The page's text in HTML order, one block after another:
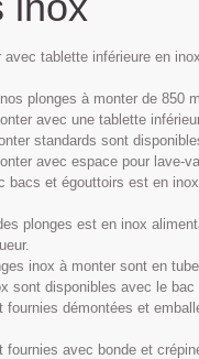
avec tablette inférieure en
plonges à monter de 850
avec une tablette
standards sont
avec espace pour lave-
bacs et égouttoirs est en
plonges est en inox
inox à monter sont en
sont disponibles avec le
fournies démontées et
fournies avec bonde et